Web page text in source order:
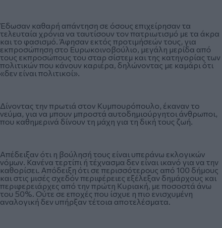
Έδωσαν καθαρή απάντηση σε όσους επιχείρησαν τα
τελευταία χρόνια να ταυτίσουν τον πατριωτισμό με τα άκρα
και το φασισμό. Άφησαν εκτός προτιμήσεών τους, για
εκπροσώπηση στο Ευρωκοινοβούλιο, μεγάλη μερίδα από
τους εκπροσώπους του σταρ σίστεμ και της κατηγορίας των
πολιτικών που κάνουν καριέρα, δηλώνοντας με καμάρι ότι
«δεν είναι πολιτικοί».
Δίνοντας την πρωτιά στον Κυμπουρόπουλο, έκαναν το
νεύμα, για να μπουν μπροστά αυτοδημιούργητοι άνθρωποι,
που καθημερινά δίνουν τη μάχη για τη δική τους ζωή.
Απέδειξαν ότι η βούλησή τους είναι υπεράνω εκλογικών
νόμων. Κανένα τερτίπι ή τέχνασμα δεν είναι ικανό για να την
καθορίσει. Απόδειξη ότι σε περισσότερους από 100 δήμους
και στις μισές σχεδόν περιφέρειες εξέλεξαν δημάρχους και
περιφερειάρχες από την πρώτη Κυριακή, με ποσοστά άνω
του 50%. Ούτε σε εποχές που ίσχυε η πιο ενισχυμένη
αναλογική δεν υπήρξαν τέτοια αποτελέσματα.